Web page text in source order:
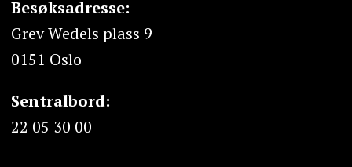
Besøksadresse:
Grev Wedels plass 9
0151 Oslo
Sentralbord:
22 05 30 00